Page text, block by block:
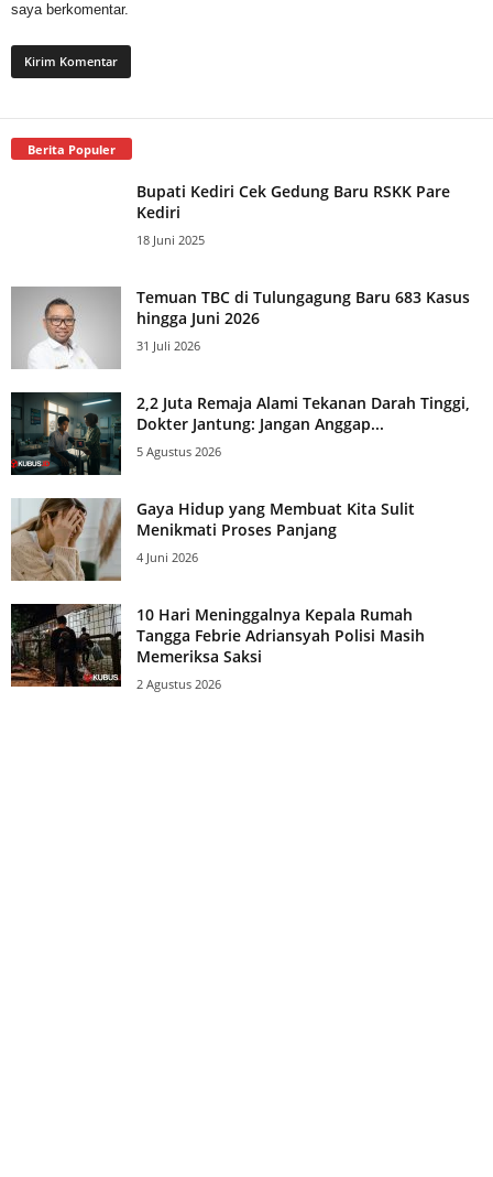
saya berkomentar.
Berita Populer
Bupati Kediri Cek Gedung Baru RSKK Pare
Kediri
18 Juni 2025
Temuan TBC di Tulungagung Baru 683 Kasus
hingga Juni 2026
31 Juli 2026
2,2 Juta Remaja Alami Tekanan Darah Tinggi,
Dokter Jantung: Jangan Anggap...
5 Agustus 2026
Gaya Hidup yang Membuat Kita Sulit
Menikmati Proses Panjang
4 Juni 2026
10 Hari Meninggalnya Kepala Rumah
Tangga Febrie Adriansyah Polisi Masih
Memeriksa Saksi
2 Agustus 2026